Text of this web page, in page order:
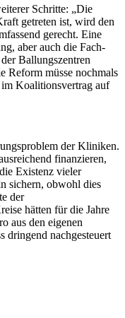
Schritte: „Die
getreten ist, wird den
gerecht. Eine
aber auch die Fach-
Ballungszentren
Reform müsse nochmals
im Koalitionsvertrag auf
der Kliniken.
finanzieren,
Existenz vieler
sichern, obwohl dies
der
hätten für die Jahre
aus den eigenen
dringend nachgesteuert